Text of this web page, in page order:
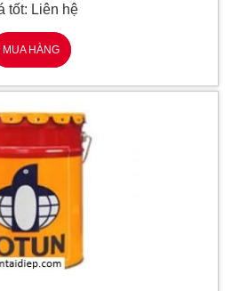
tốt: Liên hệ
MUA HÀNG